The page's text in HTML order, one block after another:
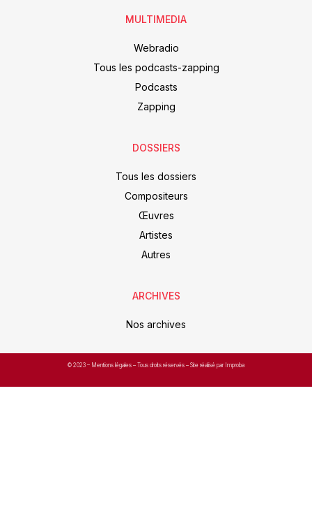
MULTIMEDIA
Webradio
Tous les podcasts-zapping
Podcasts
Zapping
DOSSIERS
Tous les dossiers
Compositeurs
Œuvres
Artistes
Autres
ARCHIVES
Nos archives
© 2023 – Mentions légales – Tous droits réservés – Site réalisé par Improba